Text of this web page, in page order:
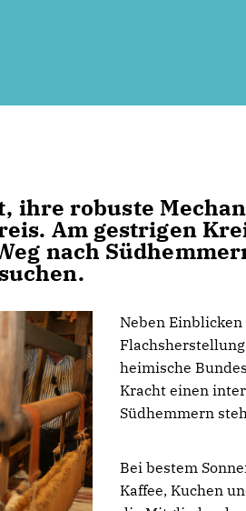
ihre robuste
Am gestrigen
nach
Neben
heimische
Kracht einen
Südhemmern
Bei bestem
Kaffee, Kuchen